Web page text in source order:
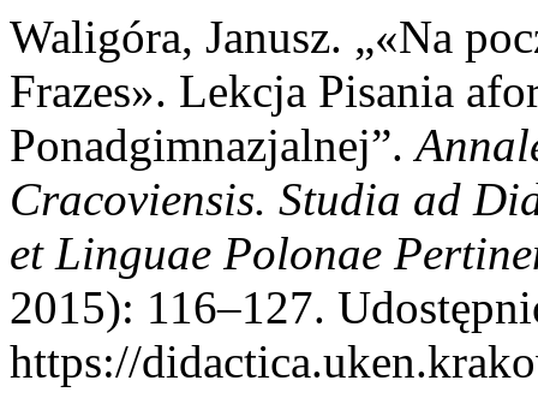
Waligóra, Janusz. „«Na
Frazes». Lekcja Pisania
Ponadgimnazjalnej”.
Cracoviensis. Studia ad
et Linguae Polonae
2015): 116–127.
https://